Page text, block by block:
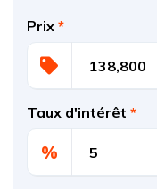
Prix *
Taux d'intérêt *
%